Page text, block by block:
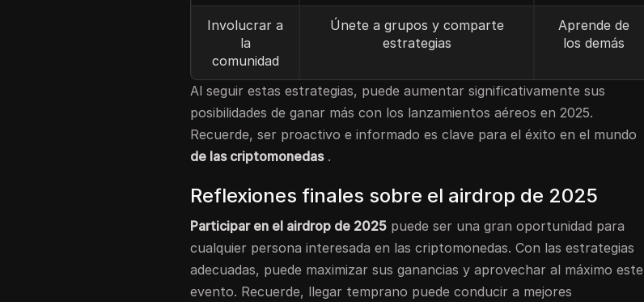
Involucrar a
la
comunidad
Únete a grupos y comparte
estrategias
Aprende de
los demás
Al seguir estas estrategias, puede aumentar significativamente sus
posibilidades de ganar más con los lanzamientos aéreos en 2025.
Recuerde, ser proactivo e informado es clave para el éxito en el mundo
de las criptomonedas.
Reflexiones finales sobre el airdrop de 2025
Participar en el airdrop de 2025 puede ser una gran oportunidad para
cualquier persona interesada en las criptomonedas. Con las estrategias
adecuadas, puede maximizar sus ganancias y aprovechar al máximo este
evento. Recuerde, llegar temprano puede conducir a mejores